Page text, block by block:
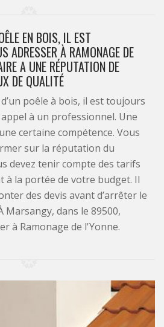
EN BOIS, IL EST
ADRESSER À RAMONAGE DE
A UNE RÉPUTATION DE
DE QUALITÉ
poêle à bois, il est toujours
à un professionnel. Une
certaine compétence. Vous
sur la réputation du
devez tenir compte des tarifs
à la portée de votre budget. Il
des devis avant d’arrêter le
Marsangy, dans le 89500,
à Ramonage de l'Yonne.